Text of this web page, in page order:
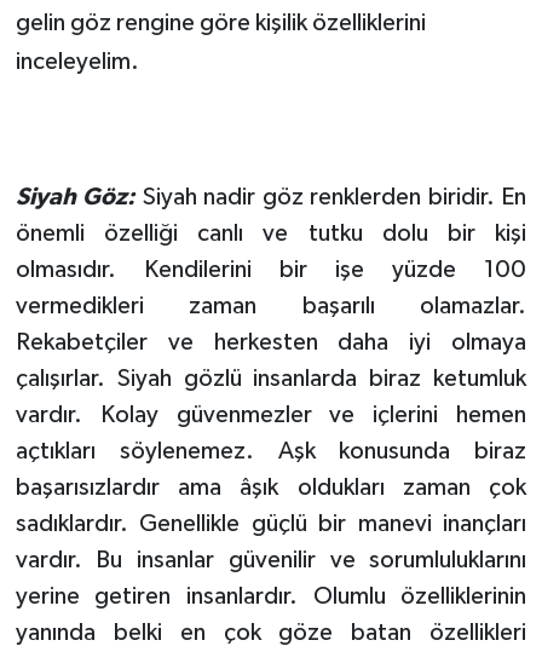
gelin göz rengine göre kişilik özelliklerini
inceleyelim.
Siyah Göz:Siyah nadir göz renklerden biridir. En
önemli özelliği canlı ve tutku dolu bir kişi
olmasıdır. Kendilerini bir işe yüzde 100
vermedikleri zaman başarılı olamazlar.
Rekabetçiler ve herkesten daha iyi olmaya
çalışırlar. Siyah gözlü insanlarda biraz ketumluk
vardır. Kolay güvenmezler ve içlerini hemen
açtıkları söylenemez. Aşk konusunda biraz
başarısızlardır ama âşık oldukları zaman çok
sadıklardır. Genellikle güçlü bir manevi inançları
vardır. Bu insanlar güvenilir ve sorumluluklarını
yerine getiren insanlardır. Olumlu özelliklerinin
yanında belki en çok göze batan özellikleri